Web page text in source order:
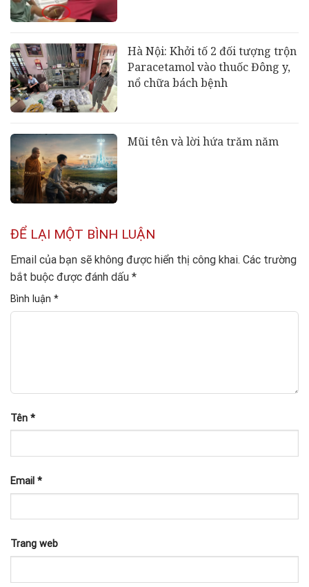
Hà Nội: Khởi tố 2 đối tượng trộn
Paracetamol vào thuốc Đông y,
nổ chữa bách bệnh
Mũi tên và lời hứa trăm năm
ĐỂ LẠI MỘT BÌNH LUẬN
Email của bạn sẽ không được hiển thị công khai. Các trường
bắt buộc được đánh dấu *
Bình luận *
Tên *
Email *
Trang web